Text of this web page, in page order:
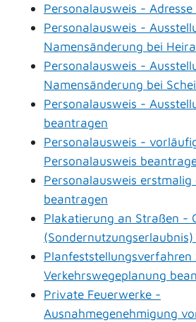
Personalausweis -
Personalausweis -
Namensänderung bei
Personalausweis -
Namensänderung bei
Personalausweis -
beantragen
Personalausweis -
Personalausweis
Personalausweis
beantragen
Plakatierung an Straßen -
Planfeststellungsverfahren
Verkehrswegeplanung
Private Feuerwerke -
Ausnahmegenehmigung